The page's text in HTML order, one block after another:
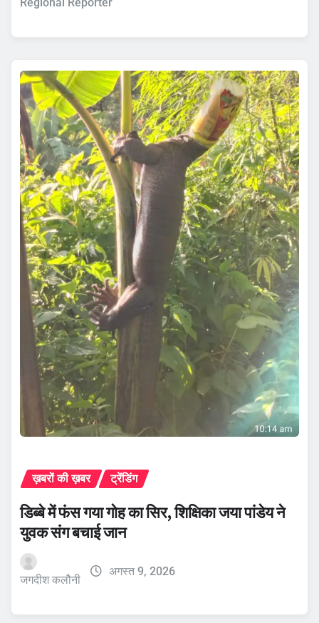
Regional Reporter
ख़बरों की ख़बर ट्रेंडिंग
डिब्बे में फंस गया गोह का सिर, शिक्षिका जया पांडेय ने
युवक संग बचाई जान
जगदीश कलौनी
अगस्त 9, 2026